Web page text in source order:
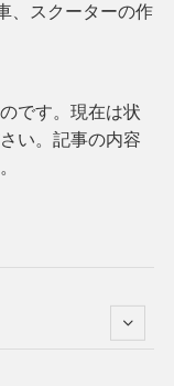
、スクーターの作
です。現在は状
い。記事の内容